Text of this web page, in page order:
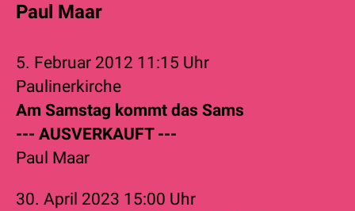
Paul Maar
5. Februar 2012 11:15 Uhr
Paulinerkirche
Am Samstag kommt das Sams
--- AUSVERKAUFT ---
Paul Maar
30. April 2023 15:00 Uhr